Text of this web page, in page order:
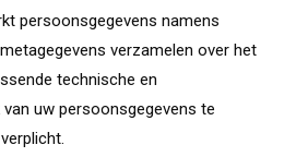
persoonsgegevens namens
verzamelen over het
technische en
uw persoonsgegevens te